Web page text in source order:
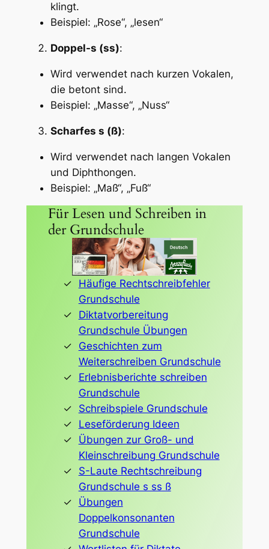
klingt.
Beispiel: „Rose“, „lesen“
Doppel-s (ss):
Wird verwendet nach kurzen Vokalen,
die betont sind.
Beispiel: „Masse“, „Nuss“
Scharfes s (ß):
Wird verwendet nach langen Vokalen
und Diphthongen.
Beispiel: „Maß“, „Fuß“
Für Lesen und Schreiben in
der Grundschule
Häufige Rechtschreibfehler
Grundschule
Diktatvorbereitung
Grundschule Übungen
Geschichten zum
Weiterschreiben Grundschule
Erlebnisberichte schreiben
Grundschule
Schreibspiele Grundschule
Leseförderung Ideen
Übungen zur Groß- und
Kleinschreibung Grundschule
S-Laute Rechtschreibung
Grundschule s ss ß
Übungen
Doppelkonsonanten
Grundschule